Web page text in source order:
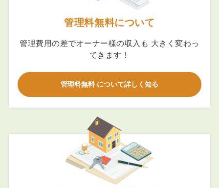
管理料無料について
管理費用の差でオーナー様の収入も 大きく変わっ
てきます！
管理料無料 について詳しく知る